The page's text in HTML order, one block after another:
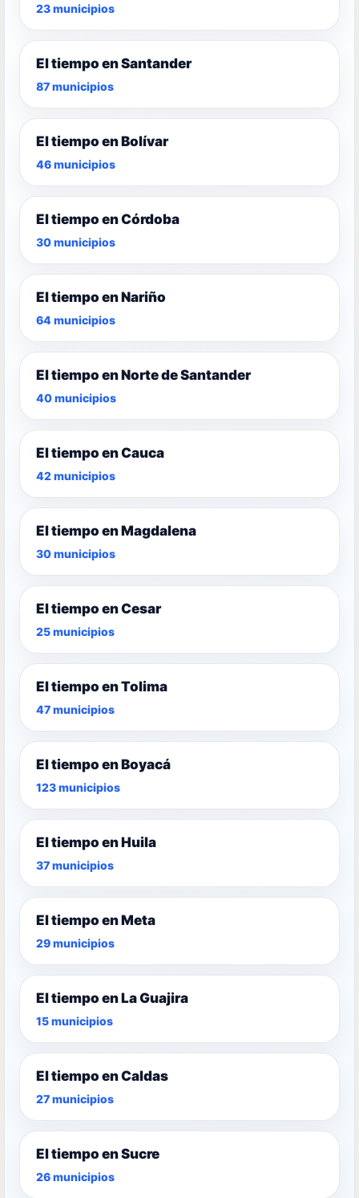
23 municipios
El tiempo en Santander
87 municipios
El tiempo en Bolívar
46 municipios
El tiempo en Córdoba
30 municipios
El tiempo en Nariño
64 municipios
El tiempo en Norte de Santander
40 municipios
El tiempo en Cauca
42 municipios
El tiempo en Magdalena
30 municipios
El tiempo en Cesar
25 municipios
El tiempo en Tolima
47 municipios
El tiempo en Boyacá
123 municipios
El tiempo en Huila
37 municipios
El tiempo en Meta
29 municipios
El tiempo en La Guajira
15 municipios
El tiempo en Caldas
27 municipios
El tiempo en Sucre
26 municipios